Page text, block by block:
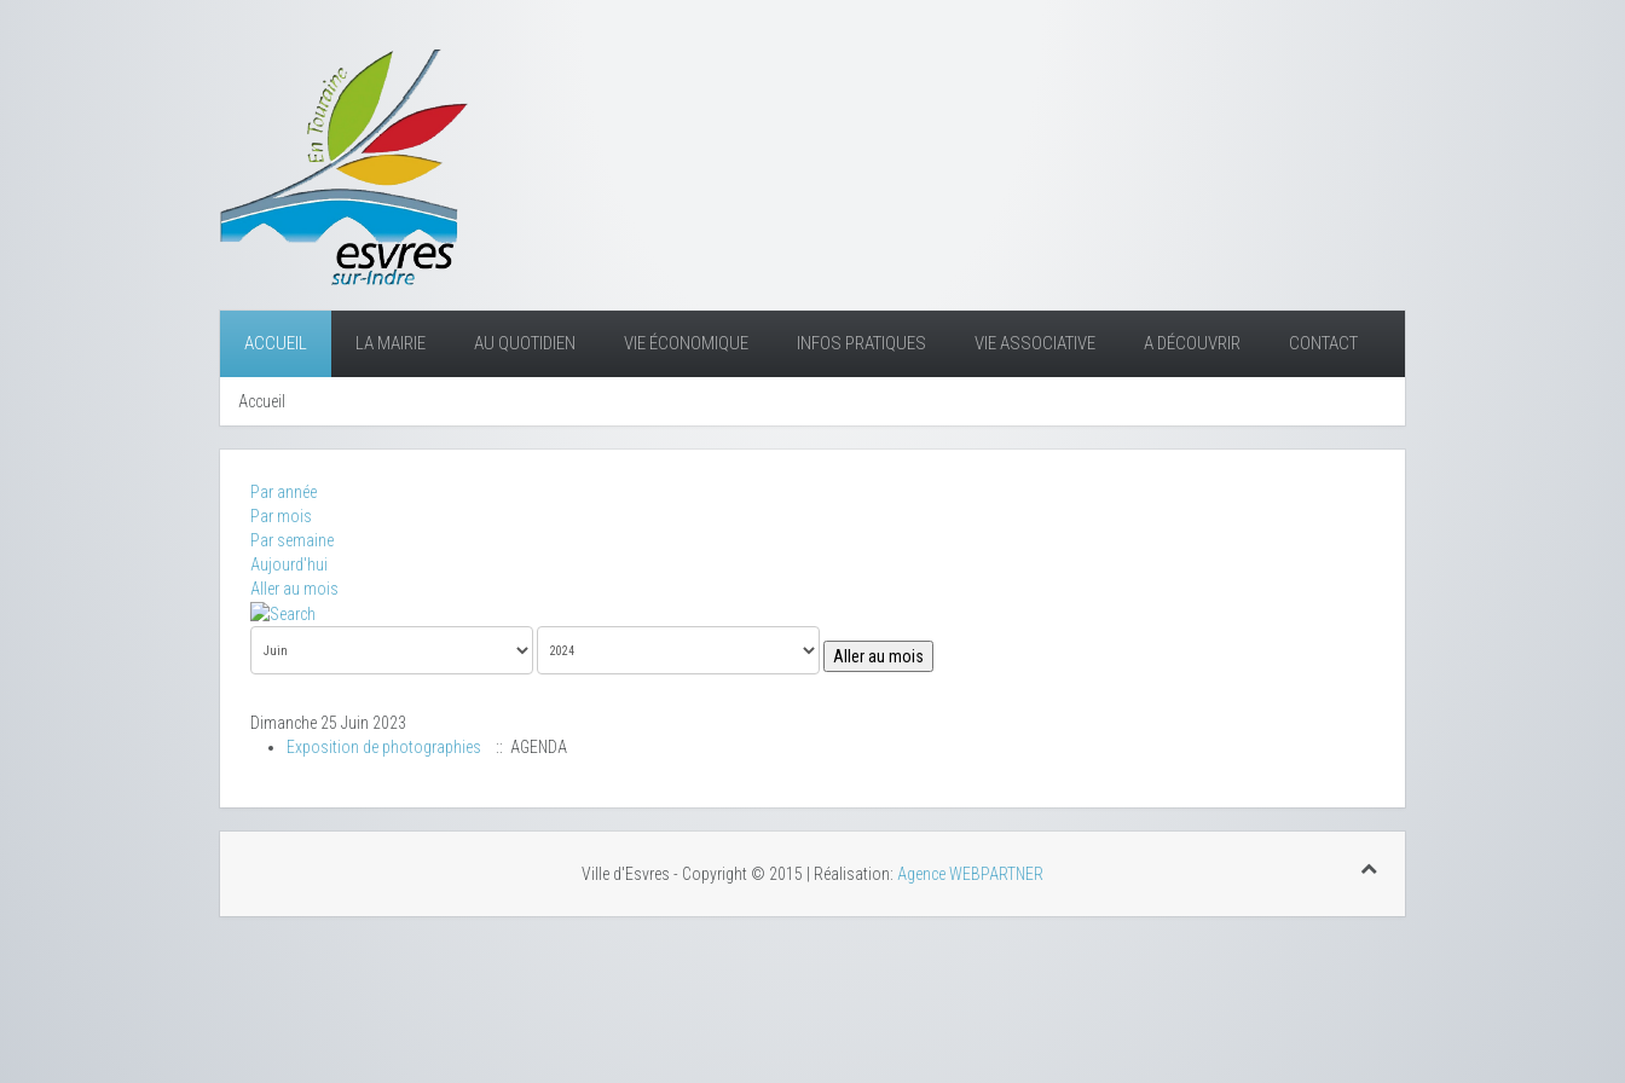
ACCUEIL LA MAIRIE AU QUOTIDIEN VIE ÉCONOMIQUE INFOS PRATIQUES VIE ASSOCIATIVE A DÉCOUVRIR CONTACT
Accueil
Par année
Par mois
Par semaine
Aujourd'hui
Aller au mois
Aller au mois
Dimanche 25 Juin 2023
Exposition de photographies
:: AGENDA
Ville d'Esvres - Copyright © 2015 | Réalisation: Agence WEBPARTNER